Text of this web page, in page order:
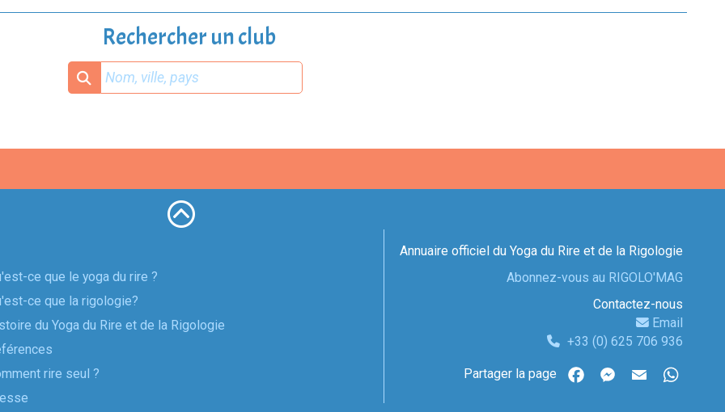
Rechercher un club
ce que le yoga du rire ?
ce que la rigologie?
du Yoga du Rire et de la Rigologie
rire seul ?
Annuaire officiel du Yoga du Rire et de la Rigologie
Abonnez-vous au RIGOLO'MAG
Contactez-nous
Email
+33 (0) 625 706 936
Partager la page